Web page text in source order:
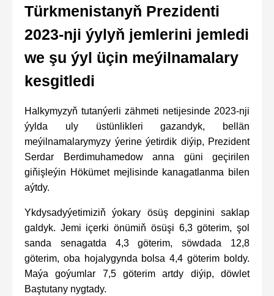
Türkmenistanyň Prezidenti
2023-nji ýylyň jemlerini jemledi
we şu ýyl üçin meýilnamalary
kesgitledi
Halkymyzyň tutanýerli zähmeti netijesinde 2023-nji
ýylda uly üstünlikleri gazandyk, bellän
meýilnamalarymyzy ýerine ýetirdik diýip, Prezident
Serdar Berdimuhamedow anna güni geçirilen
giňişleýin Hökümet mejlisinde kanagatlanma bilen
aýtdy.
Ykdysadyýetimiziň ýokary ösüş depginini saklap
galdyk. Jemi içerki önümiň ösüşi 6,3 göterim, şol
sanda senagatda 4,3 göterim, söwdada 12,8
göterim, oba hojalygynda bolsa 4,4 göterim boldy.
Maýa goýumlar 7,5 göterim artdy diýip, döwlet
Baştutany nygtady.